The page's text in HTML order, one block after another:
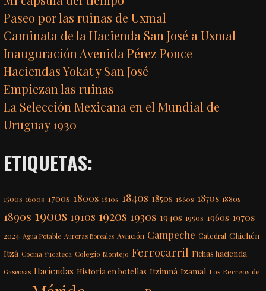
Paseo por las ruinas de Uxmal
Caminata de la Hacienda San José a Uxmal
Inauguración Avenida Pérez Ponce
Haciendas Yokat y San José
Empiezan las ruinas
La Selección Mexicana en el Mundial de
Uruguay 1930
ETIQUETAS:
1500s 1600s 1700s 1800s 1810s 1840s 1850s 1860s 1870s 1880s
1890s 1900s 1910s 1920s 1930s 1940s 1950s 1960s 1970s
2024 Agua Potable Auroras Boreales Aviación Campeche Catedral Chichén
Itzá Cocina Yucateca Colegio Montejo Ferrocarril Fichas hacienda
Gaseosas Haciendas Historia en botellas Itzimná Izamal Los Recreos de